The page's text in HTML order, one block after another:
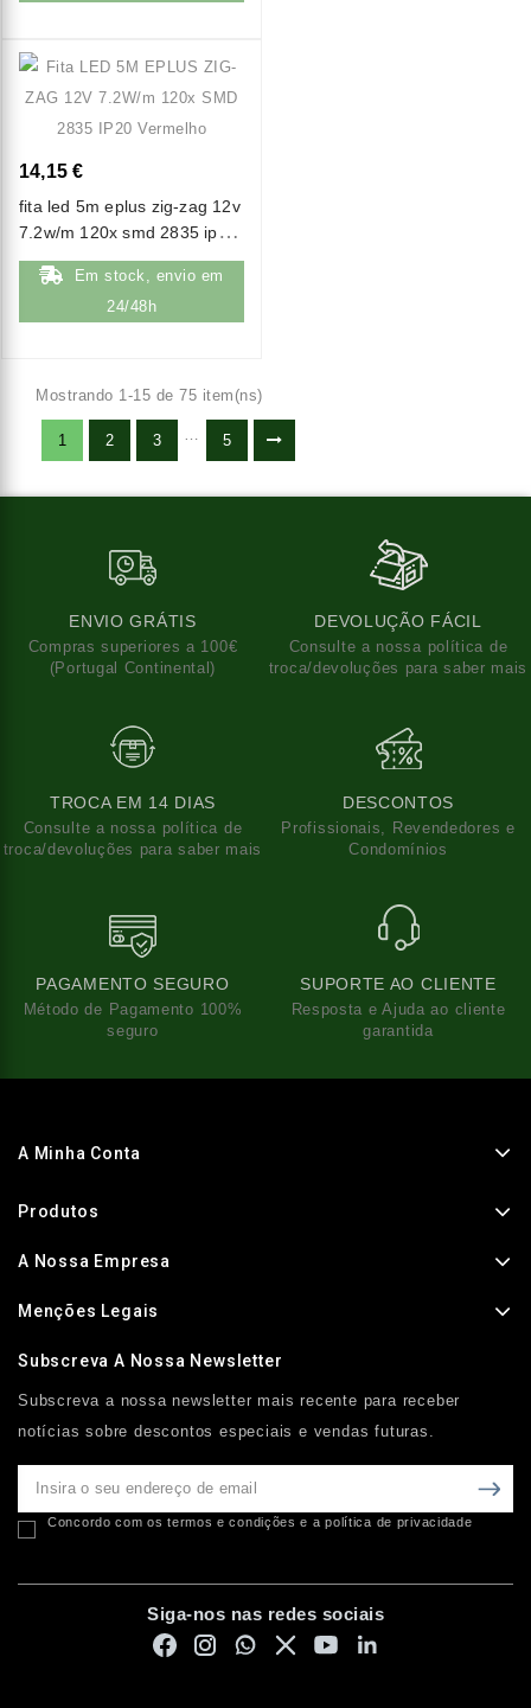
14,15 €
fita led 5m eplus zig-zag 12v
7.2w/m 120x smd 2835 ip20
vermelho
Em stock, envio em
24/48h
Mostrando 1-15 de 75 item(ns)
1 2 3 5
ENVIO GRÁTIS
Compras superiores a 100€
(Portugal Continental)
DEVOLUÇÃO FÁCIL
Consulte a nossa política de
troca/devoluções para saber mais
TROCA EM 14 DIAS
Consulte a nossa política de
troca/devoluções para saber mais
DESCONTOS
Profissionais, Revendedores e
Condomínios
PAGAMENTO SEGURO
Método de Pagamento 100%
seguro
SUPORTE AO CLIENTE
Resposta e Ajuda ao cliente
garantida
A Minha Conta
Produtos
A Nossa Empresa
Menções Legais
Subscreva A Nossa Newsletter
Subscreva a nossa newsletter mais recente para receber
notícias sobre descontos especiais e vendas futuras.
Concordo com os termos e condições e a política de privacidade
Siga-nos nas redes sociais